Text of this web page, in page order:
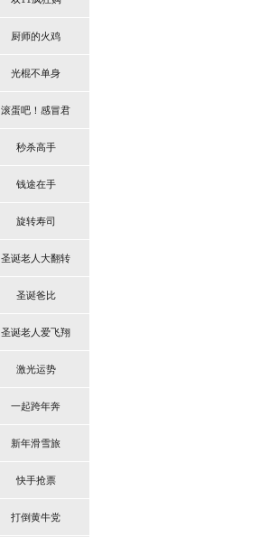
厨师的火鸡
光棍不单身
滚蛋吧！感冒君
秒杀高手
钱途在手
旋转寿司
圣诞老人大翻转
圣诞爸比
圣诞老人爱飞翔
激光运势
一起跨年奔
新年滑雪旅
快手抢票
打倒黄牛党